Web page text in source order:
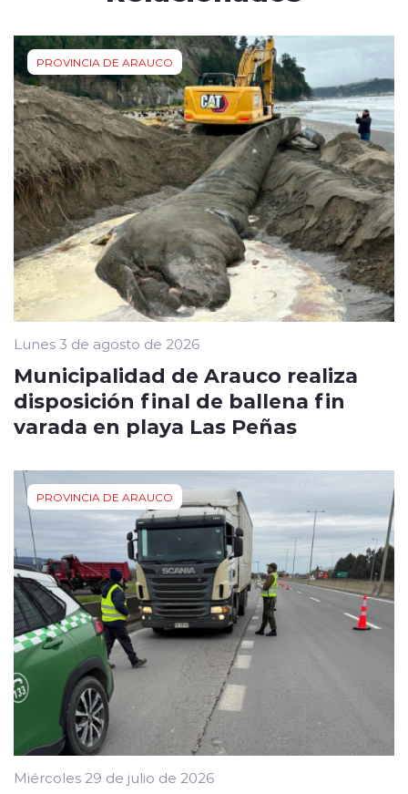
PROVINCIA DE ARAUCO
Lunes 3 de agosto de 2026
Municipalidad de Arauco realiza
disposición final de ballena fin
varada en playa Las Peñas
PROVINCIA DE ARAUCO
Miércoles 29 de julio de 2026